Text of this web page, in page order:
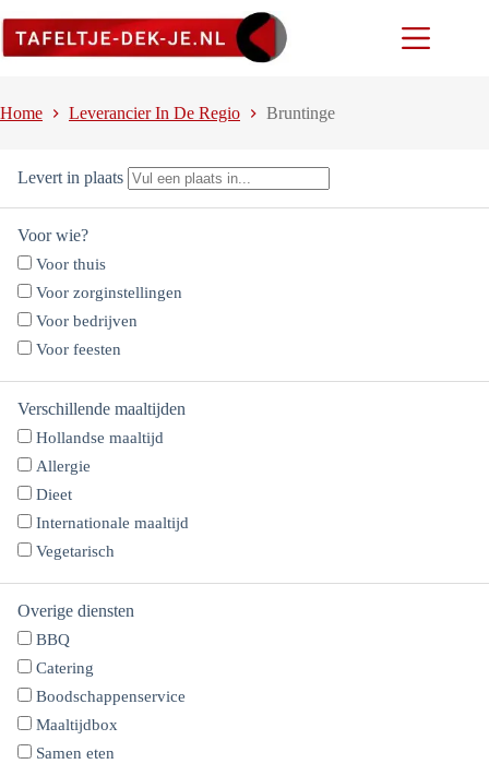
naar
Home Leverancier In De Regio Bruntinge
Levert in plaats
Voor wie?
Voor thuis
Voor zorginstellingen
Voor bedrijven
Voor feesten
Verschillende maaltijden
Hollandse maaltijd
Allergie
Dieet
Internationale maaltijd
Vegetarisch
Overige diensten
BBQ
Catering
Boodschappenservice
Maaltijdbox
Samen eten